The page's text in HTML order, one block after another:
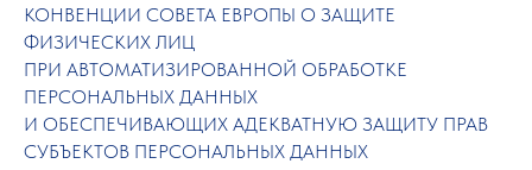
КОНВЕНЦИИ СОВЕТА ЕВРОПЫ О ЗАЩИТЕ
ФИЗИЧЕСКИХ ЛИЦ
ПРИ АВТОМАТИЗИРОВАННОЙ ОБРАБОТКЕ
ПЕРСОНАЛЬНЫХ ДАННЫХ
И ОБЕСПЕЧИВАЮЩИХ АДЕКВАТНУЮ ЗАЩИТУ ПРАВ
СУБЪЕКТОВ ПЕРСОНАЛЬНЫХ ДАННЫХ